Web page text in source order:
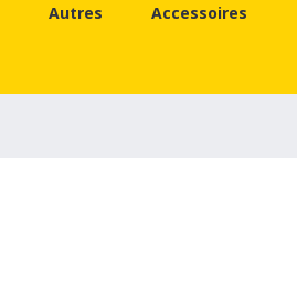
Autres Accessoires